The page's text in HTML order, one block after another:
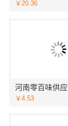
￥20.36
￥4.53